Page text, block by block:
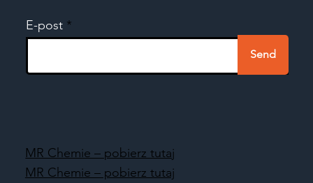
E-post
Send
MR Chemie – pobierz tutaj
MR Chemie – pobierz tutaj